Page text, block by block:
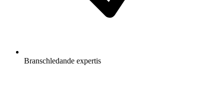
Branschledande expertis